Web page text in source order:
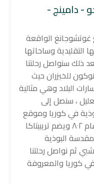
- دامينج -
الواقعة
التقليدية وساحاتها
ذلك سنواصل رحلتنا
للخيزران حيث
البلاد وهي مثالية
، سنصل إلى
في كوريا وموقع
تراث عالمي لليونسكو. بُني عام ٨٠٢ ويضم تريبيتاكا
البوذية
لوح خشبي ثم نواصل رحلتنا
كوريا والمعروفة